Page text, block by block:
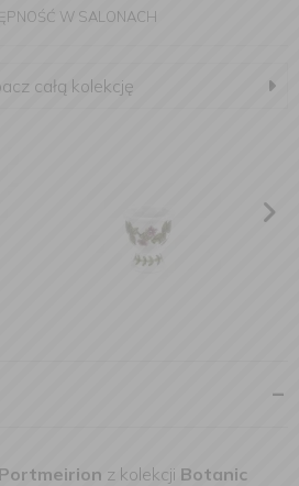
W SALONACH
całą kolekcję
Portmeirion z kolekcji Botanic